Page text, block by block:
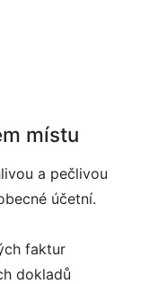
místu
a pečlivou
účetní.
faktur
dokladů